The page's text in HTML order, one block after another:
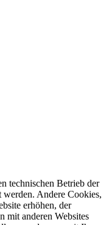
technischen Betrieb der
werden. Andere Cookies,
erhöhen, der
mit anderen Websites